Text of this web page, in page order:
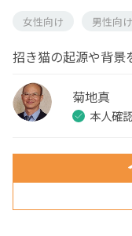
女性向け 男性向け
招き猫の起源や背景
菊地真
本人確